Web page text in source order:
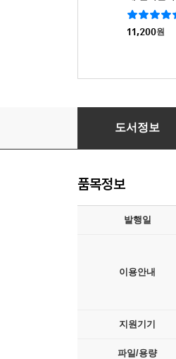
11,200원
AI 디자인 개론
도서정보
품목정보
발행일
이용안내
지원기기
파일/용량